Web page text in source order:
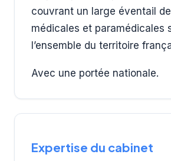
couvrant un large éventail
médicales et paramédicales
l’ensemble du territoire
Avec une portée nationale.
Expertise du cabinet